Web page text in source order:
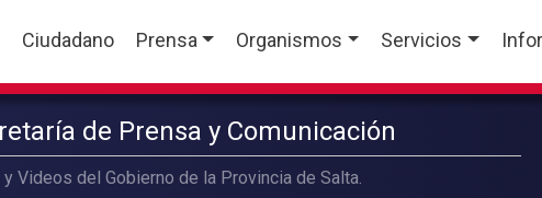
Ciudadano Prensa Organismos Servicios
de Prensa y Comunicación
Videos del Gobierno de la Provincia de Salta.